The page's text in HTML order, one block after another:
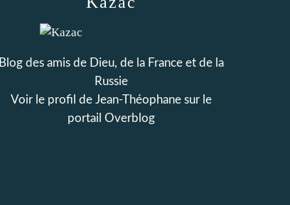
Blog des amis de Dieu, de la France et de la
Russie
Voir le profil de Jean-Théophanesur le
portail Overblog